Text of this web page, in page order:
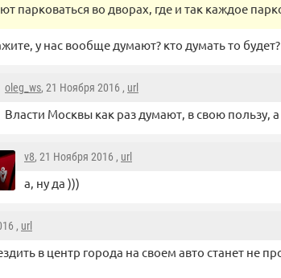
парковаться во дворах, где и так каждое
у нас вообще думают? кто думать то
oleg_ws, 21 Ноября 2016 , url
Власти Москвы как раз думают, в свою пользу,
v8, 21 Ноября 2016 , url
а, ну да )))
, url
в центр города на своем авто станет не